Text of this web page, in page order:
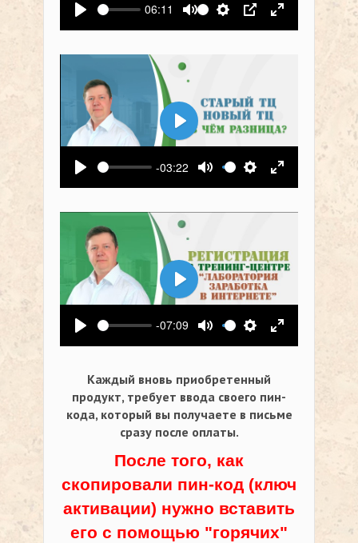
Воспроизвести
06:11
Выключить звук
Настройки
PIP На весь
Воспроизвести
-03:22
Выключить звук
Настройки
На весь
Воспроизвести
Воспроизвести
-07:09
Выключить звук
Настройки
На весь
Воспроизвести
Каждый вновь приобретенный
продукт, требует ввода своего пин-
кода, который вы получаете в письме
сразу после оплаты.
После того, как
скопировали пин-код (ключ
активации) нужно вставить
его с помощью "горячих"